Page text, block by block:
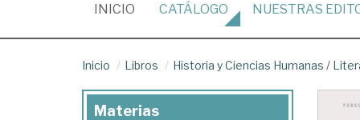
INICIO (CURRENT)
CATÁLOGO NUESTRAS
Inicio Libros Historia y Ciencias Humanas /
Materias